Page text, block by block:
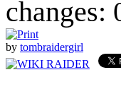
changes:
by tombraidergirl